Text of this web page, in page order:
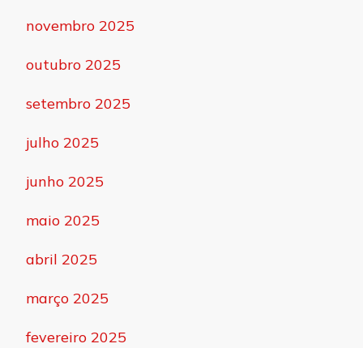
novembro 2025
outubro 2025
setembro 2025
julho 2025
junho 2025
maio 2025
abril 2025
março 2025
fevereiro 2025